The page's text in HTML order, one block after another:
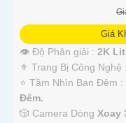
Giá
👁 Độ Phân giải : 2K
⚜️ Trang Bị Công Nghệ :
⭐ Tầm Nhìn Ban Đêm :
Ðêm.
🎲 Camera Dòng Xoay